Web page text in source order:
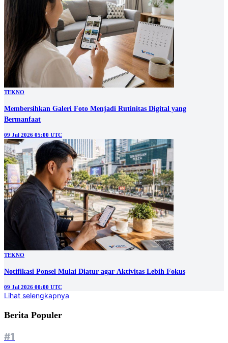
TEKNO
Membersihkan Galeri Foto Menjadi Rutinitas Digital yang
Bermanfaat
09 Jul 2026 05:00 UTC
TEKNO
Notifikasi Ponsel Mulai Diatur agar Aktivitas Lebih Fokus
09 Jul 2026 00:00 UTC
Lihat selengkapnya
Berita Populer
#1